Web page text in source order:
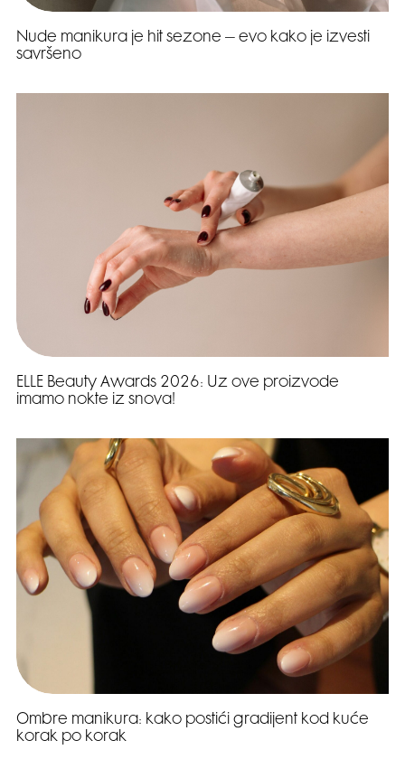
Nude manikura je hit sezone – evo kako je izvesti
savršeno
ELLE Beauty Awards 2026: Uz ove proizvode
imamo nokte iz snova!
Ombre manikura: kako postići gradijent kod kuće
korak po korak